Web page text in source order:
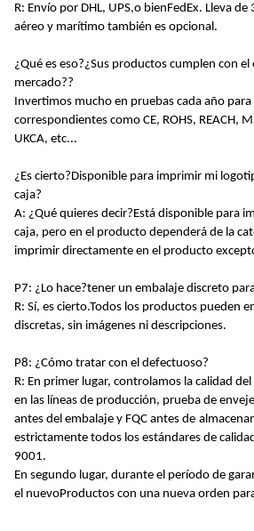
R: Envío por DHL, UPS,o bienFedEx. Lleva de
aéreo y marítimo también es opcional.
¿Qué es eso?¿Sus productos cumplen con el
mercado??
Invertimos mucho en pruebas cada año
correspondientes como CE, ROHS, REACH,
UKCA, etc...
¿Es cierto?Disponible para imprimir mi
caja?
A: ¿Qué quieres decir?Está disponible para
caja, pero en el producto dependerá de la
imprimir directamente en el producto
P7: ¿Lo hace?tener un embalaje discreto
R: Sí, es cierto.Todos los productos pueden
discretas, sin imágenes ni descripciones.
P8: ¿Cómo tratar con el defectuoso?
R: En primer lugar, controlamos la calidad
en las líneas de producción, prueba de
antes del embalaje y FQC antes de
estrictamente todos los estándares de
9001.
En segundo lugar, durante el período de
el nuevoProductos con una nueva orden